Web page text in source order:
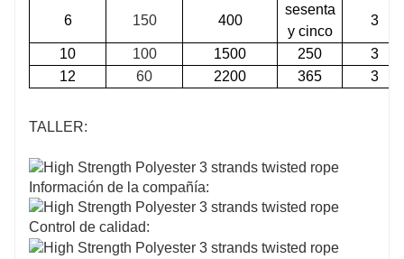
6 150 400
sesenta
y cinco
3
10 100 1500 250
3
12
60 2200 365 3
TALLER:
Información de la compañía:
Control de calidad: